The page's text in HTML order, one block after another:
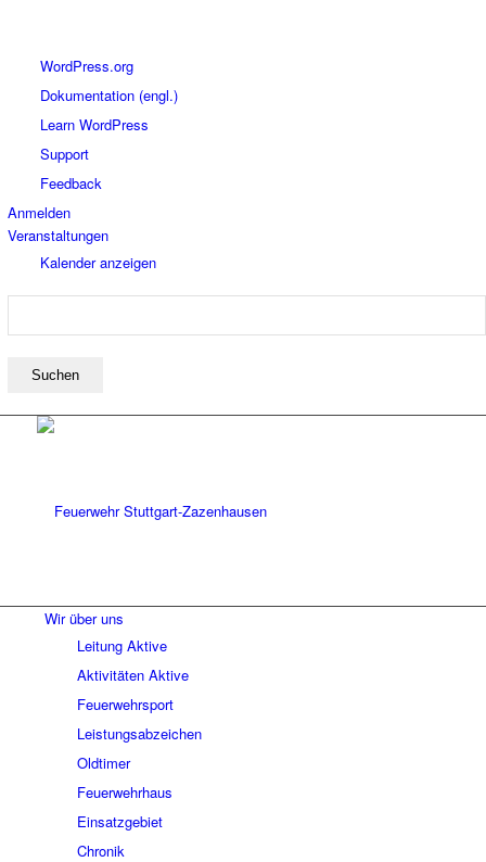
WordPress
WordPress.org
Dokumentation (engl.)
Learn WordPress
Support
Feedback
Anmelden
Veranstaltungen
Kalender anzeigen
Suchen
Wir über uns
Leitung Aktive
Aktivitäten Aktive
Feuerwehrsport
Leistungsabzeichen
Oldtimer
Feuerwehrhaus
Einsatzgebiet
Chronik